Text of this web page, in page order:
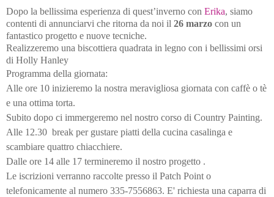
Dopo la bellissima esperienza di quest’inverno con Erika, siamo
contenti di annunciarvi che ritorna da noi il 26 marzo con un
fantastico progetto e nuove tecniche.
Realizzeremo una biscottiera quadrata in legno con i bellissimi orsi
di Holly Hanley
Programma della giornata:
Alle ore 10 inizieremo la nostra meravigliosa giornata con caffè o tè
e una ottima torta.
Subito dopo ci immergeremo nel nostro corso di Country Painting.
Alle 12.30 break per gustare piatti della cucina casalinga e
scambiare quattro chiacchiere.
Dalle ore 14 alle 17 termineremo il nostro progetto .
Le iscrizioni verranno raccolte presso il Patch Point o
telefonicamente al numero 335-7556863. E' richiesta una caparra di